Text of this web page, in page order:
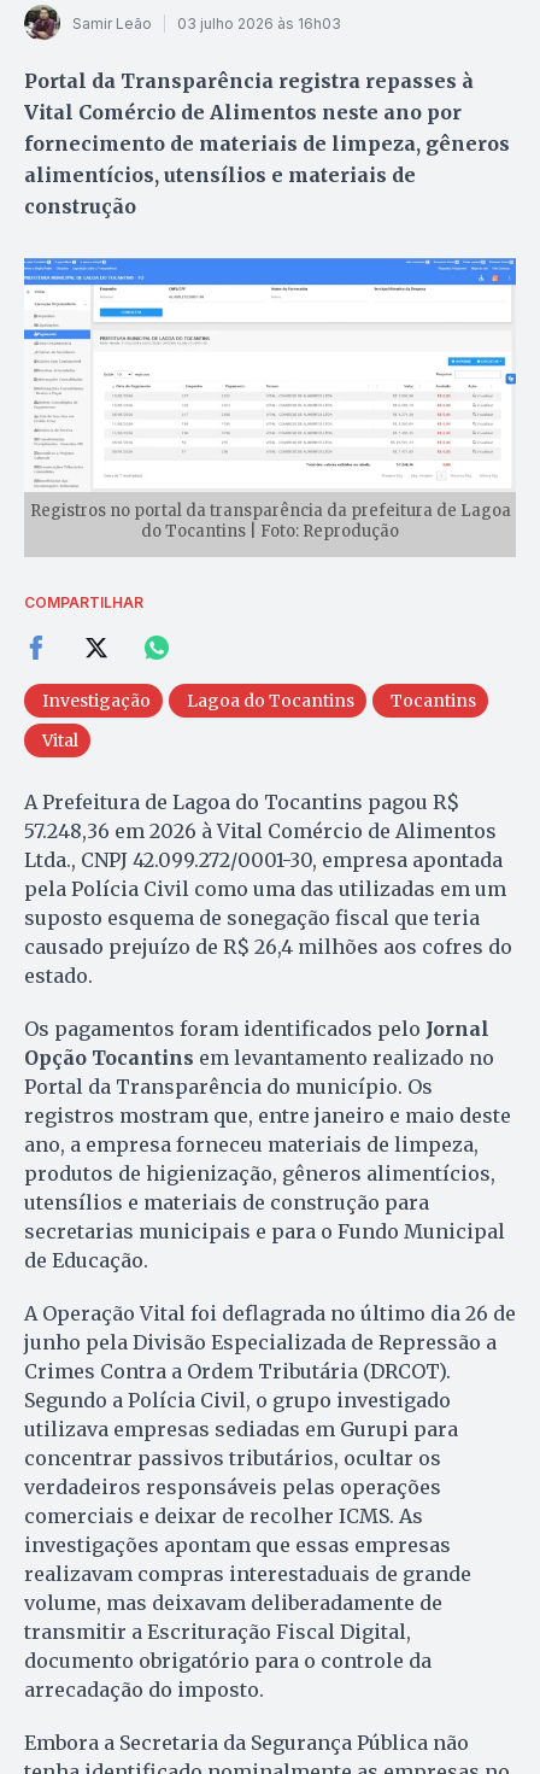
Samir Leão 03 julho 2026 às 16h03
Portal da Transparência registra repasses à
Vital Comércio de Alimentos neste ano por
fornecimento de materiais de limpeza, gêneros
alimentícios, utensílios e materiais de
construção
Registros no portal da transparência da prefeitura de Lagoa
do Tocantins | Foto: Reprodução
COMPARTILHAR
Investigação Lagoa do Tocantins
Tocantins
Vital
A Prefeitura de Lagoa do Tocantins pagou R$
57.248,36 em 2026 à Vital Comércio de Alimentos
Ltda., CNPJ 42.099.272/0001-30, empresa apontada
pela Polícia Civil como uma das utilizadas em um
suposto esquema de sonegação fiscal que teria
causado prejuízo de R$ 26,4 milhões aos cofres do
estado.
Os pagamentos foram identificados pelo Jornal
Opção Tocantins em levantamento realizado no
Portal da Transparência do município. Os
registros mostram que, entre janeiro e maio deste
ano, a empresa forneceu materiais de limpeza,
produtos de higienização, gêneros alimentícios,
utensílios e materiais de construção para
secretarias municipais e para o Fundo Municipal
de Educação.
A Operação Vital foi deflagrada no último dia 26 de
junho pela Divisão Especializada de Repressão a
Crimes Contra a Ordem Tributária (DRCOT).
Segundo a Polícia Civil, o grupo investigado
utilizava empresas sediadas em Gurupi para
concentrar passivos tributários, ocultar os
verdadeiros responsáveis pelas operações
comerciais e deixar de recolher ICMS. As
investigações apontam que essas empresas
realizavam compras interestaduais de grande
volume, mas deixavam deliberadamente de
transmitir a Escrituração Fiscal Digital,
documento obrigatório para o controle da
arrecadação do imposto.
Embora a Secretaria da Segurança Pública não